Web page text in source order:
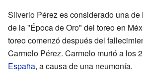
Silverio Pérez es considerado una
de la "Época de Oro" del toreo en
toreo comenzó después del
Carmelo Pérez. Carmelo murió a los
España, a causa de una neumonía.